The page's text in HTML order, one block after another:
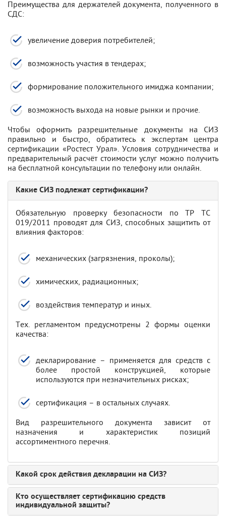
Преимущества для держателей документа, полученного в
СДС:
увеличение доверия потребителей;
возможность участия в тендерах;
формирование положительного имиджа компании;
возможность выхода на новые рынки и прочие.
Чтобы оформить разрешительные документы на СИЗ
правильно и быстро, обратитесь к экспертам центра
сертификации «Ростест Урал». Условия сотрудничества и
предварительный расчёт стоимости услуг можно получить
на бесплатной консультации по телефону или онлайн.
Какие СИЗ подлежат сертификации?
Обязательную проверку безопасности по ТР ТС
019/2011 проводят для СИЗ, способных защитить от
влияния факторов:
механических (загрязнения, проколы);
химических, радиационных;
воздействия температур и иных.
Тех. регламентом предусмотрены 2 формы оценки
качества:
декларирование – применяется для средств с
более простой конструкцией, которые
используются при незначительных рисках;
сертификация – в остальных случаях.
Вид разрешительного документа зависит от
назначения и характеристик позиций
ассортиментного перечня.
Какой срок действия декларации на СИЗ?
Кто осуществляет сертификацию средств
индивидуальной защиты?